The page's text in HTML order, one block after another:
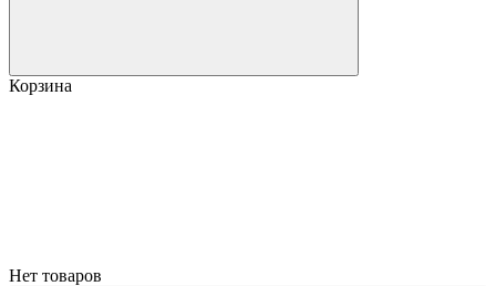
Корзина
Нет товаров